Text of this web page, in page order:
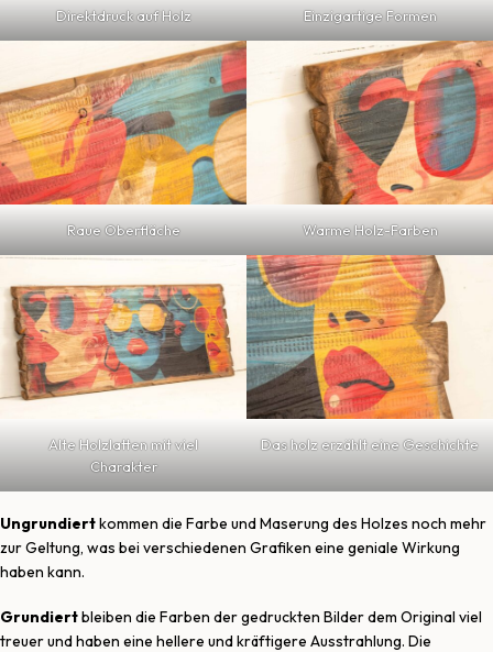
Direktdruck auf Holz Einzigartige Formen
Raue Oberfläche Warme Holz-Farben
Alte Holzlatten mit viel
Charakter
Das holz erzählt eine Geschichte
Ungrundiertkommen die Farbe und Maserung des Holzes noch mehr
zur Geltung, was bei verschiedenen Grafiken eine geniale Wirkung
haben kann.
Grundiertbleiben die Farben der gedruckten Bilder dem Original viel
treuer und haben eine hellere und kräftigere Ausstrahlung. Die